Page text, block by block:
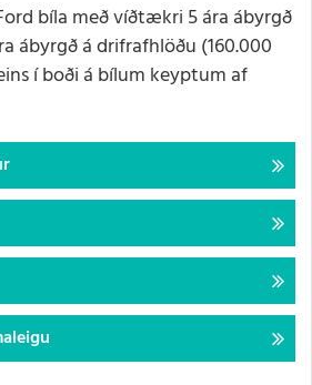
bíla með víðtækri 5 ára ábyrgð
ábyrgð á drifrafhlöðu (160.000
í boði á bílum keyptum af